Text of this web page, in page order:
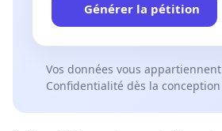
Générer la pétition
Vos données vous appartiennent
Confidentialité dès la conception